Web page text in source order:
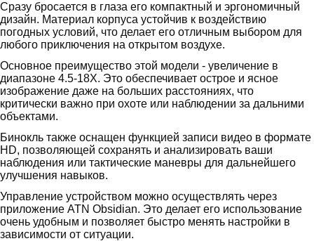
Сразу бросается в глаза его компактный и эргономичный
дизайн. Материал корпуса устойчив к воздействию
погодных условий, что делает его отличным выбором для
любого приключения на открытом воздухе.
Основное преимущество этой модели - увеличение в
диапазоне 4.5-18X. Это обеспечивает острое и ясное
изображение даже на больших расстояниях, что
критически важно при охоте или наблюдении за дальними
объектами.
Бинокль также оснащен функцией записи видео в формате
HD, позволяющей сохранять и анализировать ваши
наблюдения или тактические маневры для дальнейшего
улучшения навыков.
Управление устройством можно осуществлять через
приложение ATN Obsidian. Это делает его использование
очень удобным и позволяет быстро менять настройки в
зависимости от ситуации.